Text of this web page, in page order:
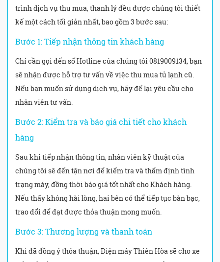
trình dịch vụ thu mua, thanh lý đều được chúng tôi thiết
kế một cách tối giản nhất, bao gồm 3 bước sau:
Bước 1: Tiếp nhận thông tin khách hàng
Chỉ cần gọi đến số Hotline của chúng tôi 0819009134, bạn
sẽ nhận được hỗ trợ tư vấn về việc thu mua tủ lạnh cũ.
Nếu bạn muốn sử dụng dịch vụ, hãy để lại yêu cầu cho
nhân viên tư vấn.
Bước 2: Kiểm tra và báo giá chi tiết cho khách
hàng
Sau khi tiếp nhận thông tin, nhân viên kỹ thuật của
chúng tôi sẽ đến tận nơi để kiểm tra và thẩm định tình
trạng máy, đồng thời báo giá tốt nhất cho Khách hàng.
Nếu thấy không hài lòng, hai bên có thể tiếp tục bàn bạc,
trao đổi để đạt được thỏa thuận mong muốn.
Bước 3: Thương lượng và thanh toán
Khi đã đồng ý thỏa thuận, Điện máy Thiên Hòa sẽ cho xe